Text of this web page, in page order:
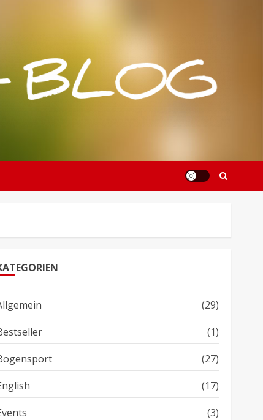
(29)
(1)
(27)
(17)
(3)